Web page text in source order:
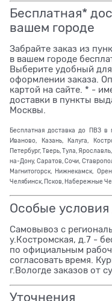
Бесплатная*
вашем городе
Забрайте заказ из
в вашем городе
Выберите удобный
оформлении заказа.
картой на сайте. * -
доставки в пункты
Москвы.
Бесплатная доставка до ПВЗ в
Иваново, Казань, Калуга,
Петербург, Тверь, Тула,
на-Дону, Саратов, Сочи,
Магнитогорск, Нижнекамск,
Челябинск, Псков, Набережные
Особые
Самовывоз с
у.Костромская, д.7 -
по официальным
согласовать время.
г.Вологде заказов от
Уточнения